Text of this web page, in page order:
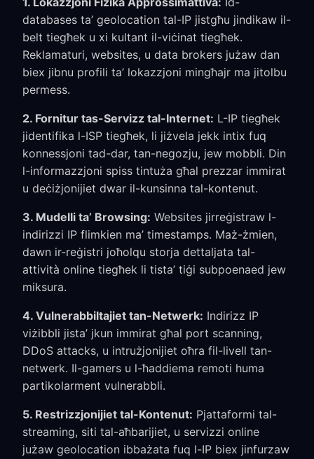
databases ta’ geolocation tal-IP jistgħu jindikaw il-
belt tiegħek u xi kultant il-viċinat tiegħek.
Reklamaturi, websites, u data brokers jużaw dan
biex jibnu profili ta’ lokazzjoni mingħajr ma jitolbu
permess.
2. Fornitur tas-Servizz tal-Internet: L-IP tiegħek
jidentifika l-ISP tiegħek, li jiżvela jekk intix fuq
konnessjoni tad-dar, tan-negozju, jew mobbli. Din
l-informazzjoni spiss tintuża għal prezzar immirat
u deċiżjonijiet dwar il-kunsinna tal-kontenut.
3. Mudelli ta’ Browsing: Websites jirreġistraw l-
indirizzi IP flimkien ma’ timestamps. Maż-żmien,
dawn ir-reġistri joħolqu storja dettaljata tal-
attività online tiegħek li tista’ tiġi subpoenaed jew
miksura.
4. Vulnerabbiltajiet tan-Netwerk: Indirizz IP
viżibbli jista’ jkun immirat għal port scanning,
DDoS attacks, u intrużjonijiet oħra fil-livell tan-
netwerk. Il-gamers u l-ħaddiema remoti huma
partikolarment vulnerabbli.
5. Restrizzjonijiet tal-Kontenut: Pjattaformi tal-
streaming, siti tal-aħbarijiet, u servizzi online
jużaw geolocation ibbażata fuq l-IP biex jinfurzaw